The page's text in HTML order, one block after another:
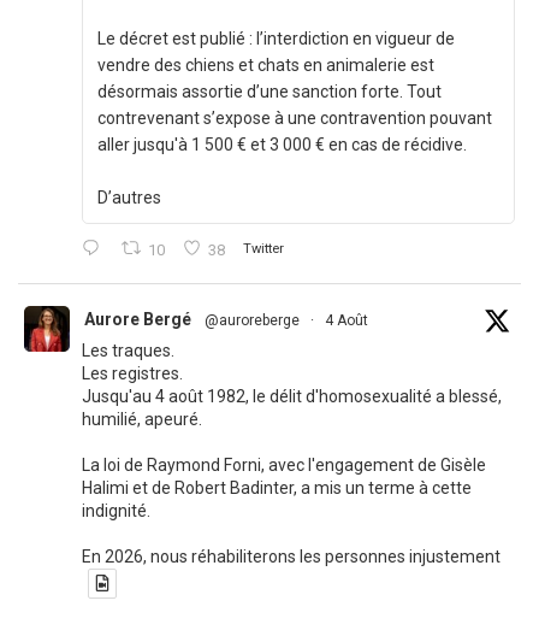
Le décret est publié : l’interdiction en vigueur de
vendre des chiens et chats en animalerie est
désormais assortie d’une sanction forte. Tout
contrevenant s’expose à une contravention pouvant
aller jusqu'à 1 500 € et 3 000 € en cas de récidive.
D’autres
10 38 Twitter
Aurore Bergé @auroreberge · 4 Août
Les traques.
Les registres.
Jusqu'au 4 août 1982, le délit d'homosexualité a blessé,
humilié, apeuré.
La loi de Raymond Forni, avec l'engagement de Gisèle
Halimi et de Robert Badinter, a mis un terme à cette
indignité.
En 2026, nous réhabiliterons les personnes injustement